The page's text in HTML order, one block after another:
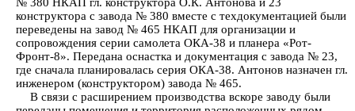
конструктора с завода № 380 вместе с техдокументацией были
переведены на завод № 465 НКАП для организации и
сопровождения серии самолета ОКА-38 и планера «Рот-
Фронт-8». Передана оснастка и документация с завода № 23,
где сначала планировалась серия ОКА-38. Антонов назначен гл.
инженером (конструктором) завода № 465.
В связи с расширением производства вскоре заводу были